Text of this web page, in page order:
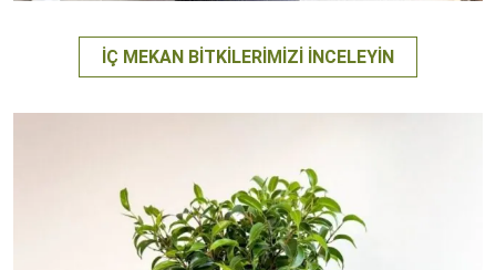
İÇ MEKAN BITKILERIMIZI İNCELEYIN